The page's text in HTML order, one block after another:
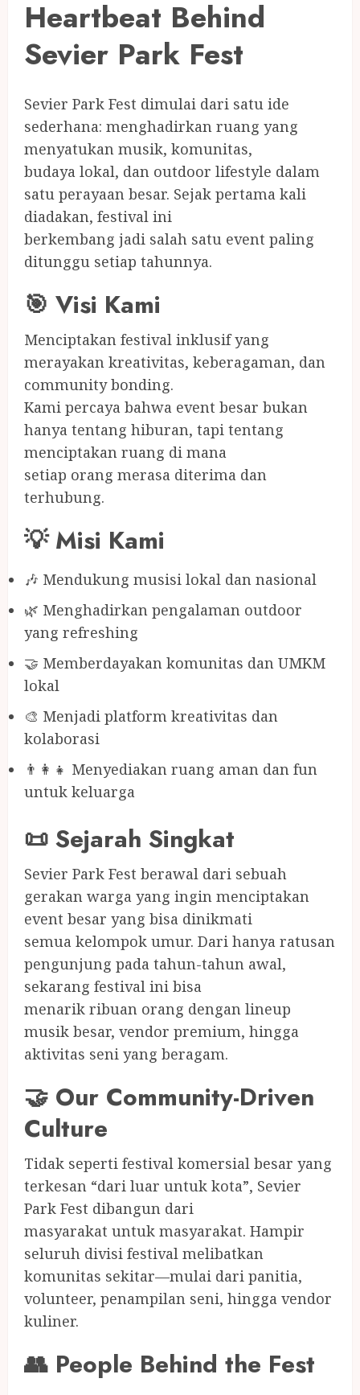
Heartbeat Behind
Sevier Park Fest
Sevier Park Fest dimulai dari satu ide
sederhana: menghadirkan ruang yang
menyatukan musik, komunitas,
budaya lokal, dan outdoor lifestyle dalam
satu perayaan besar. Sejak pertama kali
diadakan, festival ini
berkembang jadi salah satu event paling
ditunggu setiap tahunnya.
🎯 Visi Kami
Menciptakan festival inklusif yang
merayakan kreativitas, keberagaman, dan
community bonding.
Kami percaya bahwa event besar bukan
hanya tentang hiburan, tapi tentang
menciptakan ruang di mana
setiap orang merasa diterima dan
terhubung.
💡 Misi Kami
🎶 Mendukung musisi lokal dan nasional
🌿 Menghadirkan pengalaman outdoor
yang refreshing
🤝 Memberdayakan komunitas dan UMKM
lokal
🎨 Menjadi platform kreativitas dan
kolaborasi
👨‍👩‍👧 Menyediakan ruang aman dan fun
untuk keluarga
📜 Sejarah Singkat
Sevier Park Fest berawal dari sebuah
gerakan warga yang ingin menciptakan
event besar yang bisa dinikmati
semua kelompok umur. Dari hanya ratusan
pengunjung pada tahun-tahun awal,
sekarang festival ini bisa
menarik ribuan orang dengan lineup
musik besar, vendor premium, hingga
aktivitas seni yang beragam.
🤝 Our Community-Driven
Culture
Tidak seperti festival komersial besar yang
terkesan “dari luar untuk kota”, Sevier
Park Fest dibangun dari
masyarakat untuk masyarakat. Hampir
seluruh divisi festival melibatkan
komunitas sekitar—mulai dari panitia,
volunteer, penampilan seni, hingga vendor
kuliner.
👥 People Behind the Fest